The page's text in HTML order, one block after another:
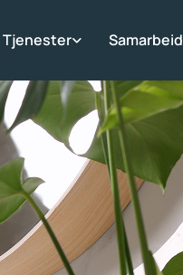
Tjenester Samarbeid